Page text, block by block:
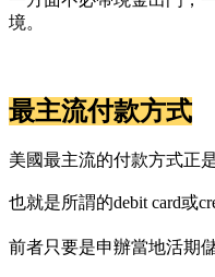
境。
最主流付款方式
美國最主流的付款方式正
也就是所謂的debit card或
前者只要是申辦當地活期